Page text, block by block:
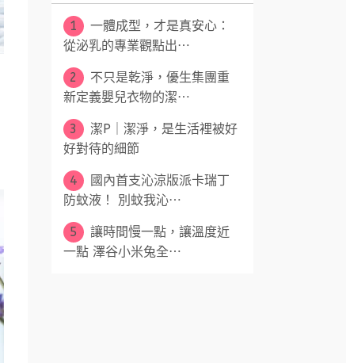
1
一體成型，才是真安心：
從泌乳的專業觀點出⋯
2
不只是乾淨，優生集團重
新定義嬰兒衣物的潔⋯
3
潔P｜潔淨，是生活裡被好
好對待的細節
4
國內首支沁涼版派卡瑞丁
防蚊液！ 別蚊我沁⋯
5
讓時間慢一點，讓溫度近
一點 澤谷小米兔全⋯